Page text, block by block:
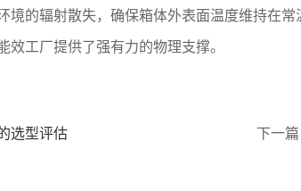
的辐射散失，确保箱体外表面温度维持在
工厂提供了强有力的物理支撑。
选型评估 下一篇